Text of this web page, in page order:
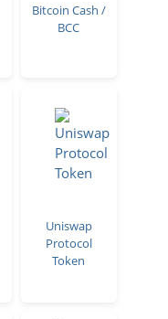
Bitcoin Cash /
BCC
Uniswap
Protocol
Token